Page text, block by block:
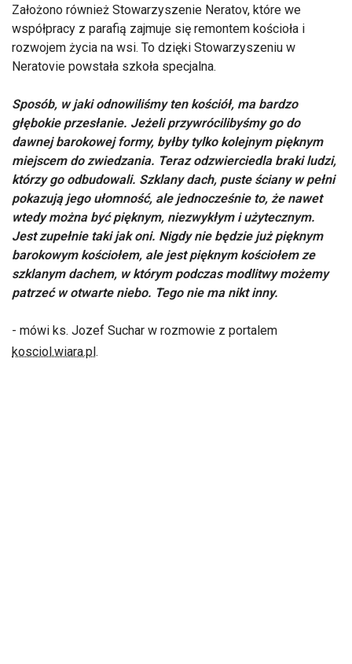
Założono również Stowarzyszenie Neratov, które we
współpracy z parafią zajmuje się remontem kościoła i
rozwojem życia na wsi. To dzięki Stowarzyszeniu w
Neratovie powstała szkoła specjalna.
Sposób, w jaki odnowiliśmy ten kościół, ma bardzo
głębokie przesłanie. Jeżeli przywrócilibyśmy go do
dawnej barokowej formy, byłby tylko kolejnym pięknym
miejscem do zwiedzania. Teraz odzwierciedla braki ludzi,
którzy go odbudowali. Szklany dach, puste ściany w pełni
pokazują jego ułomność, ale jednocześnie to, że nawet
wtedy można być pięknym, niezwykłym i użytecznym.
Jest zupełnie taki jak oni. Nigdy nie będzie już pięknym
barokowym kościołem, ale jest pięknym kościołem ze
szklanym dachem, w którym podczas modlitwy możemy
patrzeć w otwarte niebo. Tego nie ma nikt inny.
- mówi ks. Jozef Suchar w rozmowie z portalem
kosciol.wiara.pl .